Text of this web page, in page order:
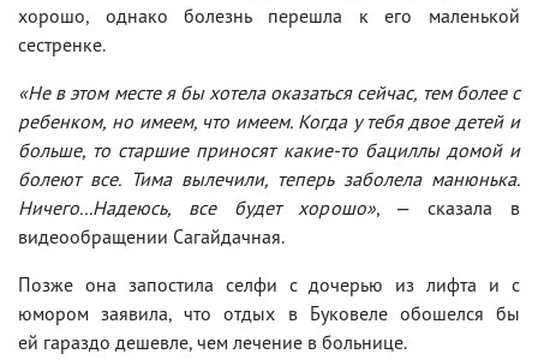
хорошо, однако болезнь перешла к его маленькой
сестренке.
«Не в этом месте я бы хотела оказаться сейчас, тем более с
ребенком, но имеем, что имеем. Когда у тебя двое детей и
больше, то старшие приносят какие-то бациллы домой и
болеют все. Тима вылечили, теперь заболела манюнька.
Ничего...Надеюсь, все будет хорошо», — сказала в
видеообращении Сагайдачная.
Позже она запостила селфи с дочерью из лифта и с
юмором заявила, что отдых в Буковеле обошелся бы
ей гараздо дешевле, чем лечение в больнице.